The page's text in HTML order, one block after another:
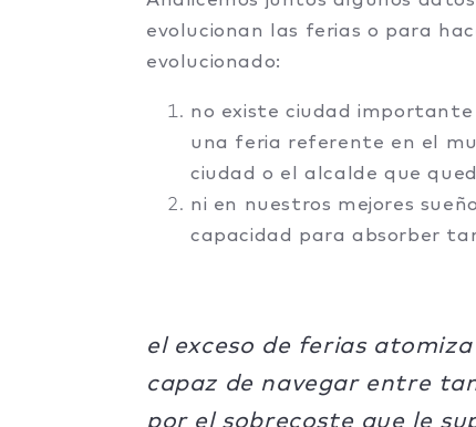
evolucionan las ferias o para
evolucionado:
no existe ciudad
una feria referente en el
ciudad o el alcalde que
ni en nuestros mejores
capacidad para absorber
el exceso de ferias
capaz de navegar entre
por el sobrecoste que le